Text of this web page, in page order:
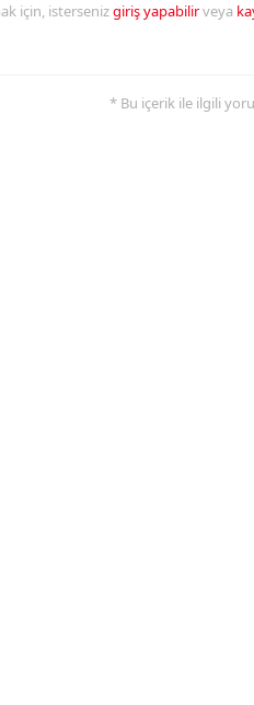
için, istersenizgiriş yapabilirveya
* Bu içerik ile ilgili